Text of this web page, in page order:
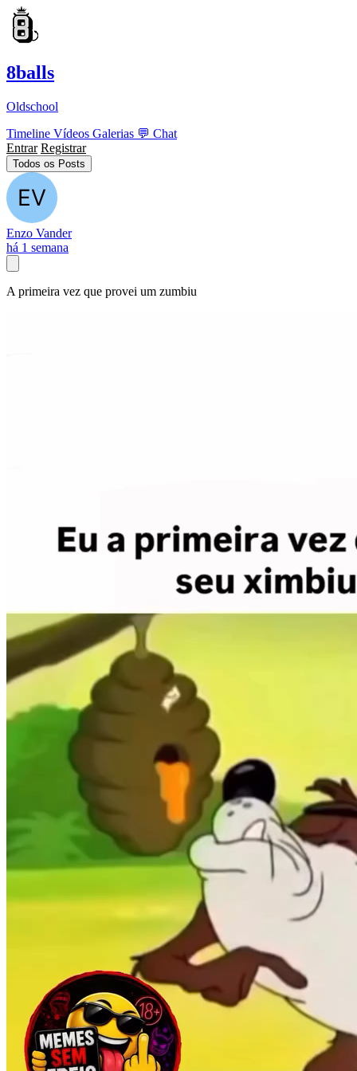
8balls
Oldschool
Timeline Vídeos Galerias 💬 Chat
Entrar Registrar
Todos os Posts
Enzo Vander
há 1 semana
A primeira vez que provei um zumbiu